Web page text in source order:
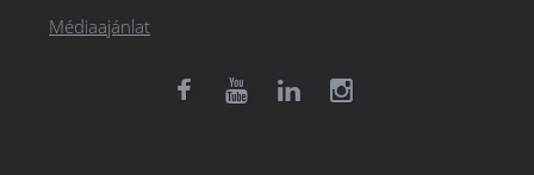
Médiaajánlat